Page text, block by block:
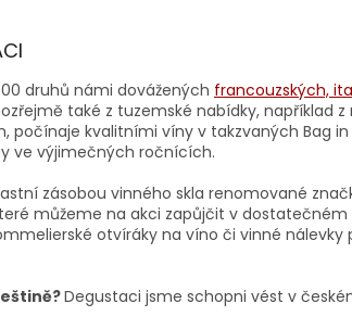
druhů námi dovážených francouzských,
také z tuzemské nabídky, například z
počínaje kvalitními víny v takzvaných Bag
ve výjimečných ročnících.
zásobou vinného skla renomované
můžeme na akci zapůjčit v dostatečném
otvíráky na víno či vinné nálevky
Degustaci jsme schopni vést v